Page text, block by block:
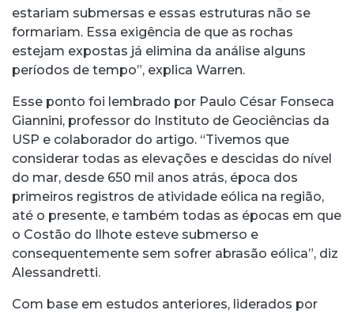
estariam submersas e essas estruturas não se
formariam. Essa exigência de que as rochas
estejam expostas já elimina da análise alguns
períodos de tempo”, explica Warren.
Esse ponto foi lembrado por Paulo César Fonseca
Giannini, professor do Instituto de Geociências da
USP e colaborador do artigo. “Tivemos que
considerar todas as elevações e descidas do nível
do mar, desde 650 mil anos atrás, época dos
primeiros registros de atividade eólica na região,
até o presente, e também todas as épocas em que
o Costão do Ilhote esteve submerso e
consequentemente sem sofrer abrasão eólica”, diz
Alessandretti.
Com base em estudos anteriores, liderados por